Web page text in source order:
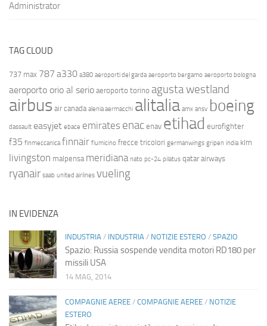
Administrator
TAG CLOUD
737 max 787 a330 a380 aeroporti del garda aeroporto bergamo aeroporto bologna
aeroporto orio al serio aeroporto torino agusta westland
airbus air canada alenia aermacchi alitalia amx ansv boeing
dassault easyjet ebace emirates enac enav etihad eurofighter
f35 finmeccanica finnair fiumicino frecce tricolori germanwings gripen india klm
livingston malpensa meridiana nato pc-24 pilatus qatar airways
ryanair saab united airlines vueling
IN EVIDENZA
INDUSTRIA / INDUSTRIA / NOTIZIE ESTERO / SPAZIO
Spazio: Russia sospende vendita motori RD180 per
missili USA
14 MAG, 2014
COMPAGNIE AEREE / COMPAGNIE AEREE / NOTIZIE
ESTERO